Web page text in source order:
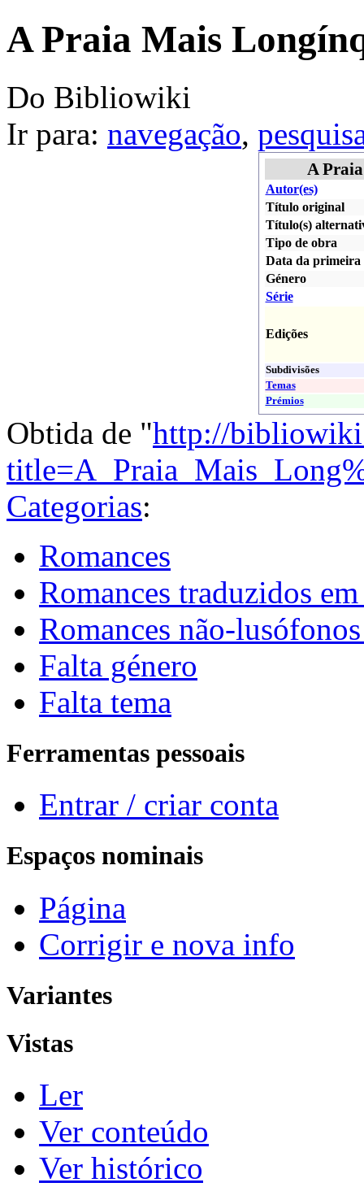
A Praia Mais
Do Bibliowiki
Ir para: navegação,
A
Autor(es)
Título original
Título(s)
Tipo de obra
Data da primeira
Género
Série
Edições
Subdivisões
Temas
Prémios
Obtida de "http://
Categorias:
Romances
Romances traduzidos
Romances não-
Falta género
Falta tema
Ferramentas pessoais
Entrar / criar conta
Espaços nominais
Página
Corrigir e nova info
Variantes
Vistas
Ler
Ver conteúdo
Ver histórico